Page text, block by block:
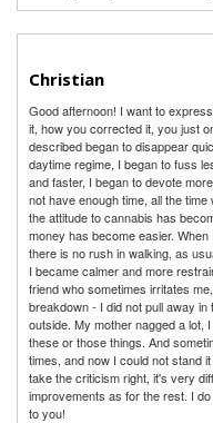
Good afternoon! I want to
it, how you corrected it, you just
described began to disappear
daytime regime, I began to fuss
and faster, I began to devote
not have enough time, all the
the attitude to cannabis has
money has become easier.
there is no rush in walking, as
I became calmer and more
friend who sometimes irritates
breakdown - I did not pull away
outside. My mother nagged a lot,
these or those things. And
times, and now I could not stand
take the criticism right, it's very
improvements as for the rest. I
to you!
Christian